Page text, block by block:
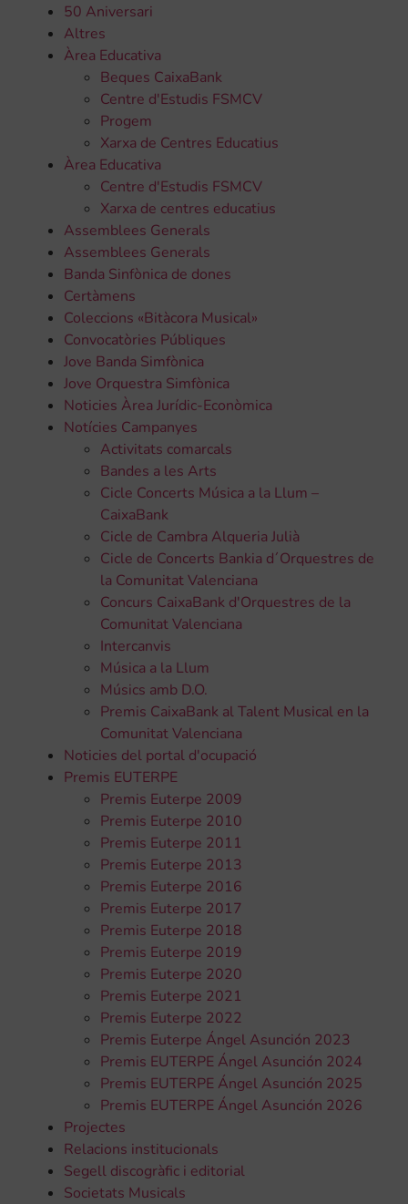
50 Aniversari
Altres
Àrea Educativa
Beques CaixaBank
Centre d'Estudis FSMCV
Progem
Xarxa de Centres Educatius
Àrea Educativa
Centre d'Estudis FSMCV
Xarxa de centres educatius
Assemblees Generals
Assemblees Generals
Banda Sinfònica de dones
Certàmens
Coleccions «Bitàcora Musical»
Convocatòries Públiques
Jove Banda Simfònica
Jove Orquestra Simfònica
Noticies Àrea Jurídic-Econòmica
Notícies Campanyes
Activitats comarcals
Bandes a les Arts
Cicle Concerts Música a la Llum –
CaixaBank
Cicle de Cambra Alqueria Julià
Cicle de Concerts Bankia d´Orquestres de
la Comunitat Valenciana
Concurs CaixaBank d'Orquestres de la
Comunitat Valenciana
Intercanvis
Música a la Llum
Músics amb D.O.
Premis CaixaBank al Talent Musical en la
Comunitat Valenciana
Noticies del portal d'ocupació
Premis EUTERPE
Premis Euterpe 2009
Premis Euterpe 2010
Premis Euterpe 2011
Premis Euterpe 2013
Premis Euterpe 2016
Premis Euterpe 2017
Premis Euterpe 2018
Premis Euterpe 2019
Premis Euterpe 2020
Premis Euterpe 2021
Premis Euterpe 2022
Premis Euterpe Ángel Asunción 2023
Premis EUTERPE Ángel Asunción 2024
Premis EUTERPE Ángel Asunción 2025
Premis EUTERPE Ángel Asunción 2026
Projectes
Relacions institucionals
Segell discogràfic i editorial
Societats Musicals